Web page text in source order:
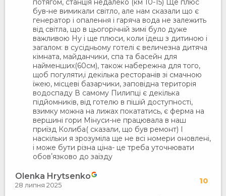
потягом, станція недалеко (км 10-15) Ще плюс
був-не вимикали світло, але нам сказали що є
генератор і опалення і гаряча вода не залежить
від світла, що в цьогорічній зимі було дуже
важливою Ну і ще плюси, коли їдеш з дитиною і
загалом: в сусідньому готелі є величезна дитяча
кімната, майданчики, спа та басейн для
найменших(60см), також набережна для того,
щоб погуляти,і декілька ресторанів зі смачною
їжею, місцеві базарчики, заповідна територія
водоспаду В самому Пилипці є декілька
підйомників, від готелю в пішій доступності,
взимку можна на лижах покататись, є ферма на
вершині гори Мінуси-не працювала в наш
приїзд Колиба( сказали, що був ремонт) І
наскільки я зрозуміла ще не всі номери оновлені,
і може бути різна ціна- це треба уточнювати
обовʼязково до заїзду
Оlenka Hrytsenko 10
28 липня 2025